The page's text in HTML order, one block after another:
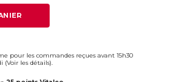
pour les commandes reçues avant 15h30
(Voir les détails).